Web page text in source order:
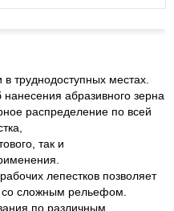
труднодоступных местах.
нанесения абразивного зерна
распределение по всей
так и
лепестков позволяет
со сложным рельефом.
по различным